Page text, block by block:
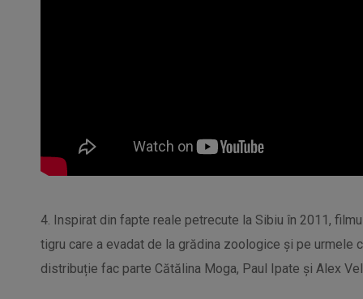
4. Inspirat din fapte reale petrecute la Sibiu în 2011,
tigru care a evadat de la grădina zoologice și pe urmele
distribuție fac parte Cătălina Moga, Paul Ipate și Alex